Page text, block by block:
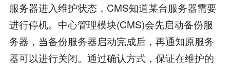
服务器进入维护状态，CMS知道某台服务器需要
进行停机。中心管理模块(CMS)会先启动备份服
务器，当备份服务器启动完成后，再通知原服务
器可以进行关闭。通过确认方式，保证在维护的